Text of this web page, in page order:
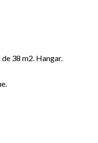
38 m2. Hangar.